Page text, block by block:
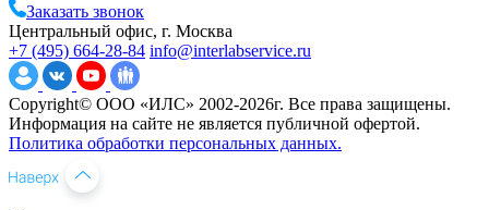
Заказать звонок
Центральный офис, г. Москва
+7 (495) 664-28-84 info@interlabservice.ru
Copyright© ООО «ИЛС» 2002-2026г. Все права защищены.
Информация на сайте не является публичной офертой.
Политика обработки персональных данных.